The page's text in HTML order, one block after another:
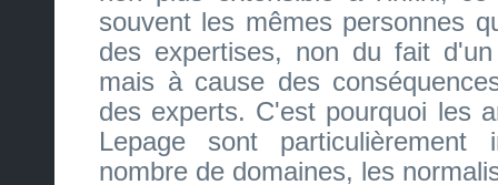
souvent les mêmes personnes
des expertises, non du fait
mais à cause des
des experts. C'est pourquoi les
Lepage sont particulièrement
nombre de domaines, les